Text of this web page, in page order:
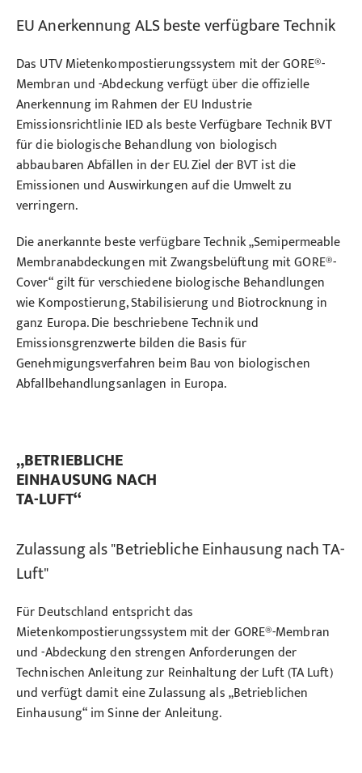
EU Anerkennung ALS beste verfügbare Technik
Das UTV Mietenkompostierungssystem mit der GORE®-
Membran und -Abdeckung verfügt über die offizielle
Anerkennung im Rahmen der EU Industrie
Emissionsrichtlinie IED als beste Verfügbare Technik BVT
für die biologische Behandlung von biologisch
abbaubaren Abfällen in der EU. Ziel der BVT ist die
Emissionen und Auswirkungen auf die Umwelt zu
verringern.
Die anerkannte beste verfügbare Technik „Semipermeable
Membranabdeckungen mit Zwangsbelüftung mit GORE®-
Cover“ gilt für verschiedene biologische Behandlungen
wie Kompostierung, Stabilisierung und Biotrocknung in
ganz Europa. Die beschriebene Technik und
Emissionsgrenzwerte bilden die Basis für
Genehmigungsverfahren beim Bau von biologischen
Abfallbehandlungsanlagen in Europa.
„BETRIEBLICHE
EINHAUSUNG NACH
TA-LUFT“
Zulassung als "Betriebliche Einhausung nach TA-
Luft"
Für Deutschland entspricht das
Mietenkompostierungssystem mit der GORE®-Membran
und -Abdeckung den strengen Anforderungen der
Technischen Anleitung zur Reinhaltung der Luft (TA Luft)
und verfügt damit eine Zulassung als „Betrieblichen
Einhausung“ im Sinne der Anleitung.